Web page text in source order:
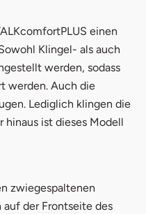
einen
Klingel- als auch
werden, sodass
werden. Auch die
Lediglich klingen die
hinaus ist dieses Modell
zwiegespaltenen
auf der Frontseite des